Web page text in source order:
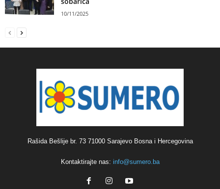
10/11/2025
Rašida Bešlije br. 73 71000 Sarajevo Bosna i Hercegovina
Kontaktirajte nas: info@sumero.ba